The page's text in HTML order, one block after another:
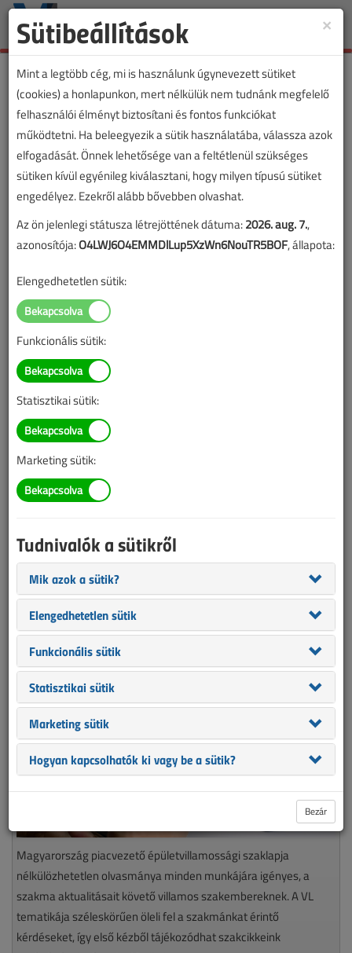
Toggle
VL lapszámvásárlás
Villanyszerelők Lapja 2025. január-
februári lapszám
A lapszám megvásárlásával korlátlan hozzáférést kap a
lapszám cikkeihez és pdf formátumban letöltheti a
lapszámot. A sikeres online elektronikus fizetést követően
azonnal aktiválódik a hozzáférés a lapszámhoz. A
hozzáférése nem évül el.
A rendeléshez kérjük, lépjen be!
Illetve, ha még nem tette meg, kérjük, regisztráljon!
Tudnivalók az online lapszámvásárlásról
Van más mód ahhoz, hogy hozzáférjek egy lapszámhoz?
A megvásárolt lapszámot megkapom nyomtatott
formában is?
Meddig érvényes a hozzáférés a megvásárolt
lapszámhoz?
VL előfizetés
Magyarország piacvezető épületvillamossági szaklapja
nélkülözhetetlen olvasmánya minden munkájára igényes, a
szakma aktualitásait követő villamos szakembereknek. A VL
tematikája széleskörűen öleli fel a szakmánkat érintő
kérdéseket, így első kézből tájékozódhat szakcikkeink
×
Sütibeállítások
Mint a legtöbb cég, mi is használunk úgynevezett sütiket
(cookies) a honlapunkon, mert nélkülük nem tudnánk megfelelő
felhasználói élményt biztosítani és fontos funkciókat
működtetni. Ha beleegyezik a sütik használatába, válassza azok
elfogadását. Önnek lehetősége van a feltétlenül szükséges
sütiken kívül egyénileg kiválasztani, hogy milyen típusú sütiket
engedélyez. Ezekről alább bővebben olvashat.
Az ön jelenlegi státusza létrejöttének dátuma:2026. aug. 7.,
azonosítója:O4LWJ6O4EMMDlLup5XzWn6NouTR5BOF, állapota:
Elengedhetetlen sütik:
Funkcionális sütik:
Statisztikai sütik:
Marketing sütik:
Tudnivalók a sütikről
Mik azok a sütik?
Elengedhetetlen sütik
Funkcionális sütik
Statisztikai sütik
Marketing sütik
Hogyan kapcsolhatók ki vagy be a sütik?
Bezár